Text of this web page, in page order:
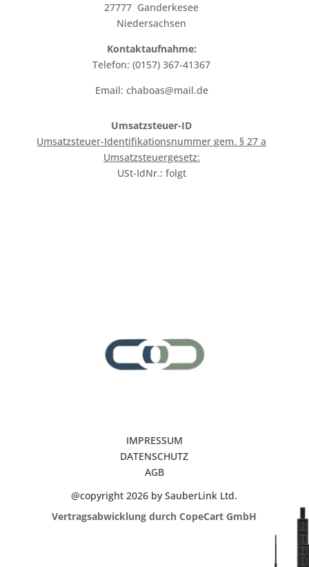
27777 Ganderkesee
Niedersachsen
Kontaktaufnahme:
Telefon: (0157) 367-41367
Email: chaboas@mail.de
Umsatzsteuer-ID
Umsatzsteuer-Identifikationsnummer gem. § 27 a
Umsatzsteuergesetz:
USt-IdNr.: folgt
IMPRESSUM
DATENSCHUTZ
AGB
@copyright 2026 by SauberLink Ltd.
Vertragsabwicklung durch CopeCart GmbH